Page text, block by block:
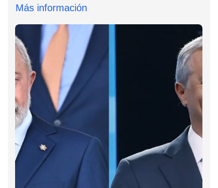
Más información